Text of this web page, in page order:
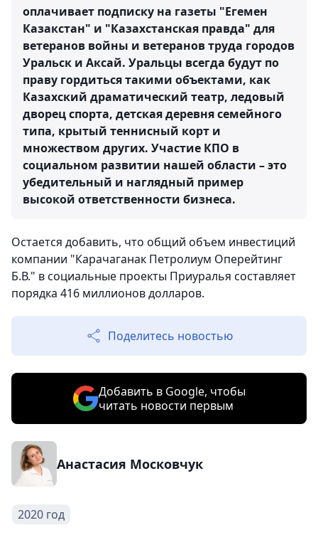
оплачивает подписку на газеты "Егемен
Казакстан" и "Казахстанская правда" для
ветеранов войны и ветеранов труда городов
Уральск и Аксай. Уральцы всегда будут по
праву гордиться такими объектами, как
Казахский драматический театр, ледовый
дворец спорта, детская деревня семейного
типа, крытый теннисный корт и
множеством других. Участие КПО в
социальном развитии нашей области – это
убедительный и наглядный пример
высокой ответственности бизнеса.
Остается добавить, что общий объем инвестиций
компании "Карачаганак Петролиум Оперейтинг
Б.В." в социальные проекты Приуралья составляет
порядка 416 миллионов долларов.
Поделитесь новостью
Добавить в Google, чтобы
читать новости первым
Анастасия Московчук
2020 год